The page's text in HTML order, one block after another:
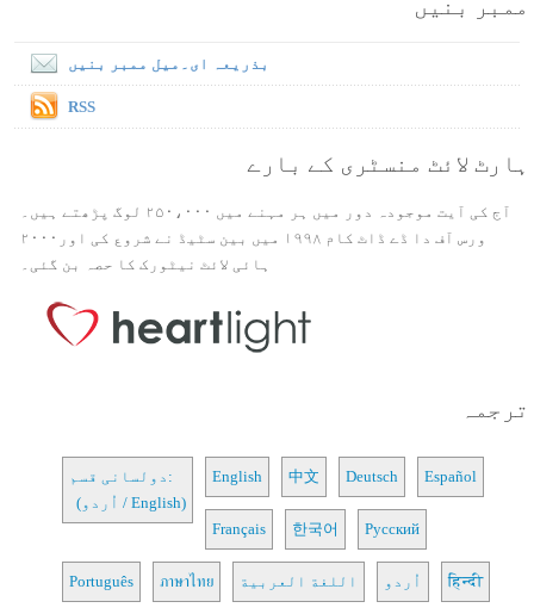
ممبر بنیں
بذریعہ ای۔میل ممبر بنیں
RSS
ہارٹ لائٹ منسٹری کے بارے
آج کی آیت موجودہ دور میں ہر مہنے میں ۲۵۰،۰۰۰ لوگ پڑھتے ہیں۔
ورس آف دا ڈے ڈاٹ کام ۱۹۹۸ میں بین سٹیڈ نے شروع کی اور۲۰۰۰
ہائی لائٹ نیٹورک کا حصہ بن گئی۔
ترجمہ
دولسانی قسم:
(اُردو / English)
English 中文 Deutsch Español
Français 한국어 Русский
Português ภาษาไทย اللغة العربية اُردو हिन्दी